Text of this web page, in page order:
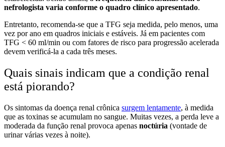
nefrologista varia conforme o quadro clínico apresentado.
Entretanto, recomenda-se que a TFG seja medida, pelo menos, uma
vez por ano em quadros iniciais e estáveis. Já em pacientes com
TFG < 60 ml/min ou com fatores de risco para progressão acelerada
devem verificá-la a cada três meses.
Quais sinais indicam que a condição renal
está piorando?
Os sintomas da doença renal crônica surgem lentamente, à medida
que as toxinas se acumulam no sangue. Muitas vezes, a perda leve a
moderada da função renal provoca apenas noctúria (vontade de
urinar várias vezes à noite).